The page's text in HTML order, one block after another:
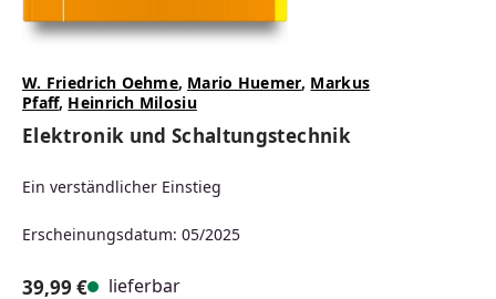
W. Friedrich Oehme, Mario Huemer, Markus
Pfaff, Heinrich Milosiu
Elektronik und Schaltungstechnik
Ein verständlicher Einstieg
Erscheinungsdatum: 05/2025
39,99 € lieferbar